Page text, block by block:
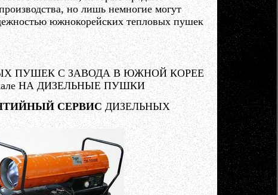
но лишь немногие могут
южнокорейских тепловых пушек
ПУШЕК С ЗАВОДА В ЮЖНОЙ КОРЕЕ
НА ДИЗЕЛЬНЫЕ ПУШКИ
СЕРВИСДИЗЕЛЬНЫХ